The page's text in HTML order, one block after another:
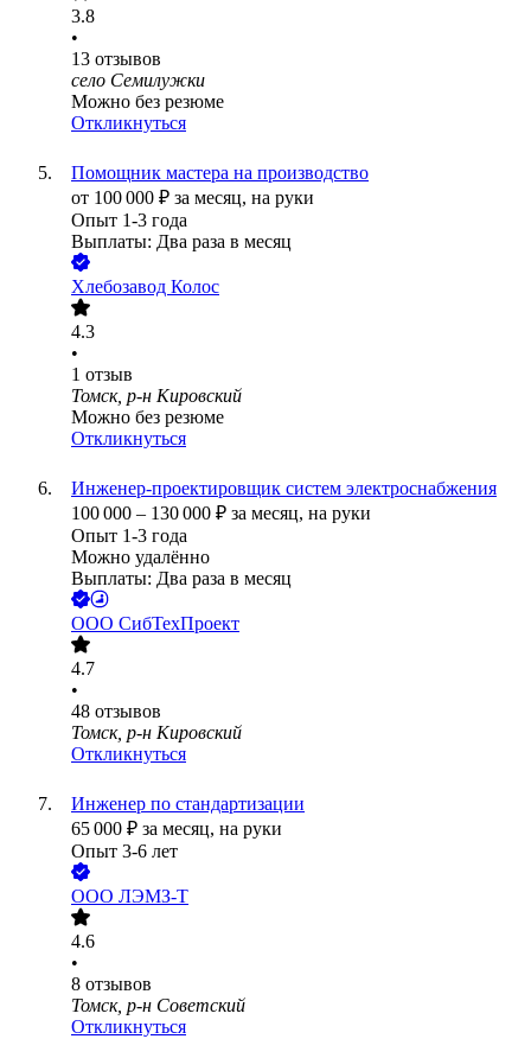
3.8
•
13 отзывов
село Семилужки
Можно без резюме
Откликнуться
Помощник мастера на производство
от 100 000 ₽ за месяц, на руки
Опыт 1-3 года
Выплаты: Два раза в месяц
Хлебозавод Колос
4.3
•
1 отзыв
Томск, р-н Кировский
Можно без резюме
Откликнуться
Инженер-проектировщик систем электроснабжения
100 000 – 130 000 ₽ за месяц, на руки
Опыт 1-3 года
Можно удалённо
Выплаты: Два раза в месяц
ООО СибТехПроект
4.7
•
48 отзывов
Томск, р-н Кировский
Откликнуться
Инженер по стандартизации
65 000 ₽ за месяц, на руки
Опыт 3-6 лет
ООО ЛЭМЗ-Т
4.6
•
8 отзывов
Томск, р-н Советский
Откликнуться